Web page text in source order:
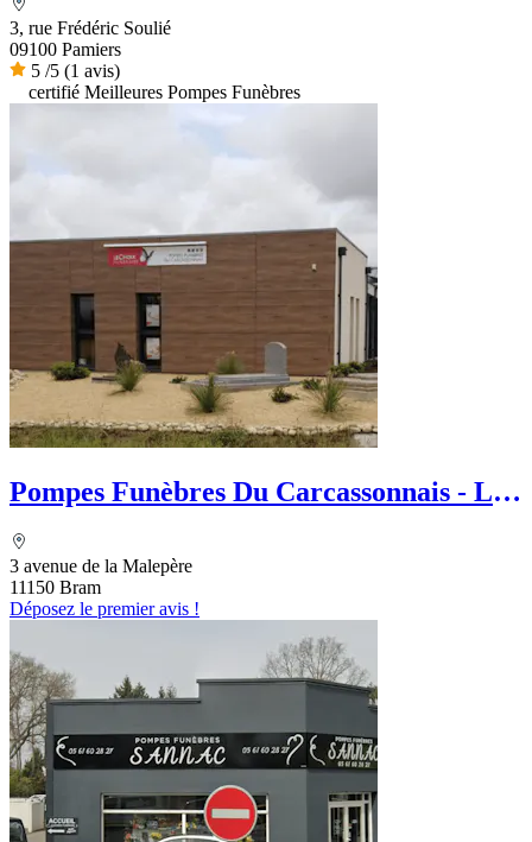
3, rue Frédéric Soulié
09100 Pamiers
5 /5 (1 avis)
certifié Meilleures Pompes Funèbres
Pompes Funèbres Du Carcassonnais - Le
3 avenue de la Malepère
11150 Bram
Déposez le premier avis !